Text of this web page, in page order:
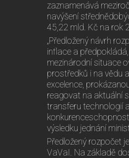
zaznamenává
navýšení
45,22 mld. Kč na rok
„Předložený návrh
inflace a
mezinárodní situace
prostředků i na vědu
excelence,
reagovat na aktuální
transferu technologií
výsledku jednání
Předložený rozpočet
VaVaI. Na základě